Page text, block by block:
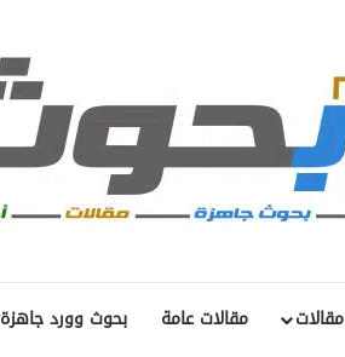
مقالات مقالات عامة بحوث وورد جاهزة